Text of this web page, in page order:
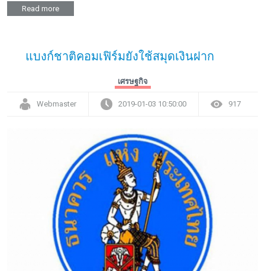
Read more
แบงก์ชาติคอมเฟิร์มยังใช้สมุดเงินฝาก
เศรษฐกิจ
Webmaster 2019-01-03 10:50:00 917